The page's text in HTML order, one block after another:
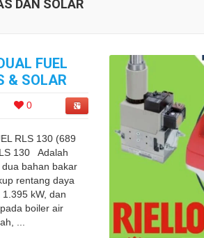
DAN SOLAR
FUEL
& SOLAR
0
RLS 130 (689
130 Adalah
bahan bakar
rentang daya
kW, dan
boiler air
...